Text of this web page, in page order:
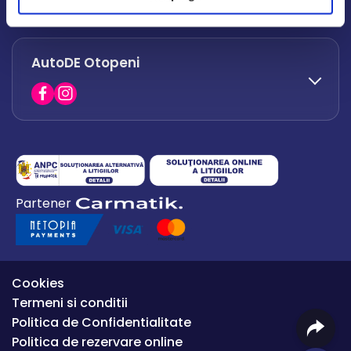
office.afumati@autode.ro
0730 063 852
0730 063 851
AutoDE Otopeni
0754 649 360
office.premium@autode.ro
Partener
Cookies
Termeni si conditii
Politica de Confidentialitate
Politica de rezervare online